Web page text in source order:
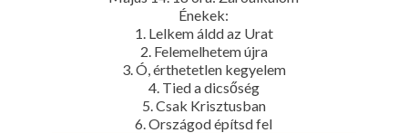
Énekek:
1. Lelkem áldd az Urat
2. Felemelhetem újra
3. Ó, érthetetlen kegyelem
4. Tied a dicsőség
5. Csak Krisztusban
6. Országod építsd fel